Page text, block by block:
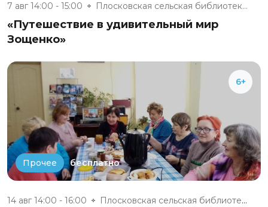
7 авг 14:00 - 15:00 Плосковская сельская библиотек...
«Путешествие в удивительный мир
Зощенко»
6+
Прочее бесплатно
14 авг 14:00 - 16:00 Плосковская сельская библиотек...